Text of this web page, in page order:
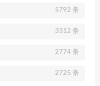
5792 条
3312 条
2774 条
2725 条